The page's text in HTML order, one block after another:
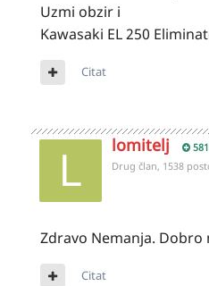
Uzmi obzir i
Kawasaki EL 250
Citat
lomitelj
Drug član, 1538
Zdravo Nemanja. Dobro
Citat